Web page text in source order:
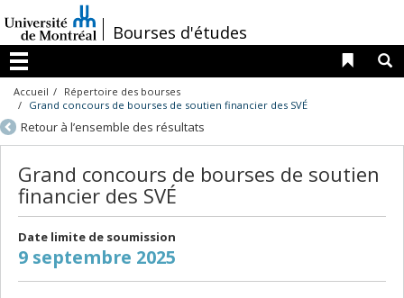
au
contenu
/Bourses d'études
Menu
Liens
Accueil
Répertoire des bourses
Grand concours de bourses de soutien financier des SVÉ
Retour à l’ensemble des résultats
Grand concours de bourses de soutien
financier des SVÉ
Date limite de soumission
9 septembre 2025